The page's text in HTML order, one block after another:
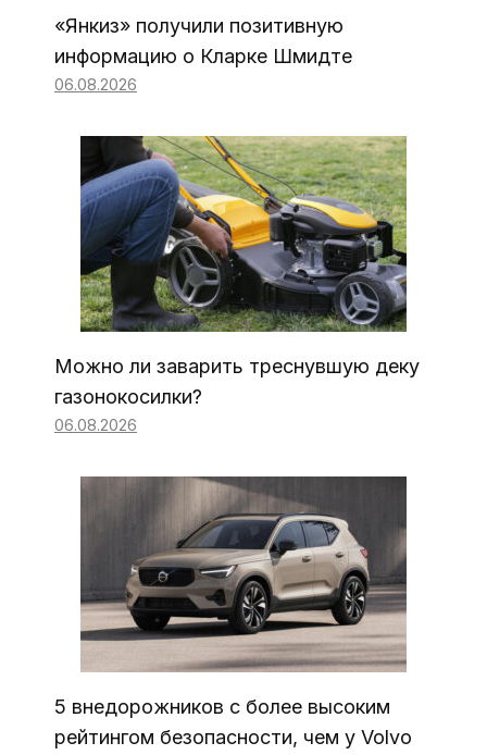
«Янкиз» получили позитивную
информацию о Кларке Шмидте
06.08.2026
Можно ли заварить треснувшую деку
газонокосилки?
06.08.2026
5 внедорожников с более высоким
рейтингом безопасности, чем у Volvo